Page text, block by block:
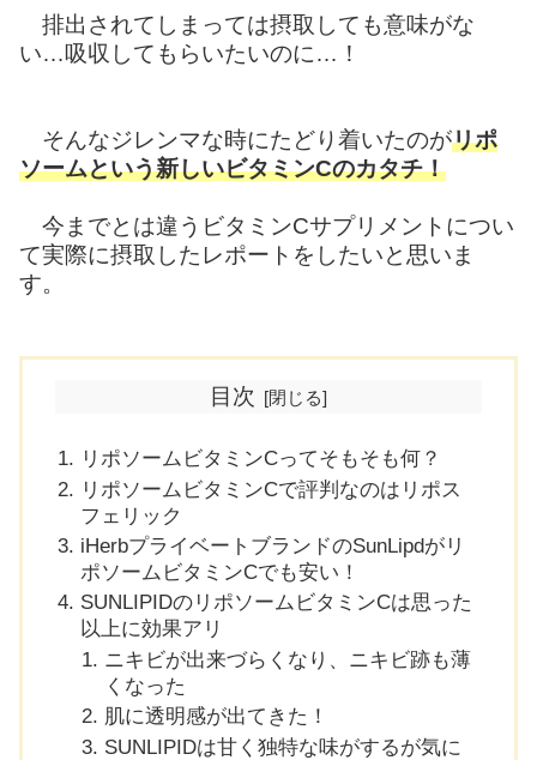
排出されてしまっては摂取しても意味がな
い…吸収してもらいたいのに…！
そんなジレンマな時にたどり着いたのがリポ
ソームという新しいビタミンCのカタチ！
今までとは違うビタミンCサプリメントについ
て実際に摂取したレポートをしたいと思いま
す。
目次
リポソームビタミンCってそもそも何？
リポソームビタミンCで評判なのはリポス
フェリック
iHerbプライベートブランドのSunLipdがリ
ポソームビタミンCでも安い！
SUNLIPIDのリポソームビタミンCは思った
以上に効果アリ
ニキビが出来づらくなり、ニキビ跡も薄
くなった
肌に透明感が出てきた！
SUNLIPIDは甘く独特な味がするが気に